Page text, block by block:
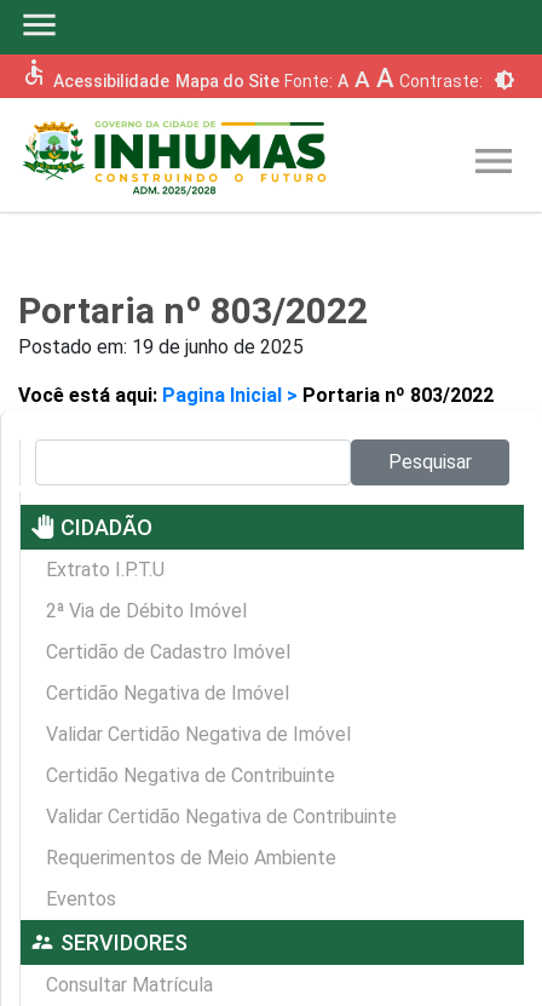
menu
accessible Acessibilidade Mapa do Site Fonte: A A A Contraste: brightness_6
menu
Portaria nº 803/2022
Postado em: 19 de junho de 2025
Você está aqui: Pagina Inicial > Portaria nº 803/2022
Pesquisar
pan_tool CIDADÃO
Extrato I.P.T.U
2ª Via de Débito Imóvel
Certidão de Cadastro Imóvel
Certidão Negativa de Imóvel
Validar Certidão Negativa de Imóvel
Certidão Negativa de Contribuinte
Validar Certidão Negativa de Contribuinte
Requerimentos de Meio Ambiente
Eventos
supervisor_account SERVIDORES
Consultar Matrícula